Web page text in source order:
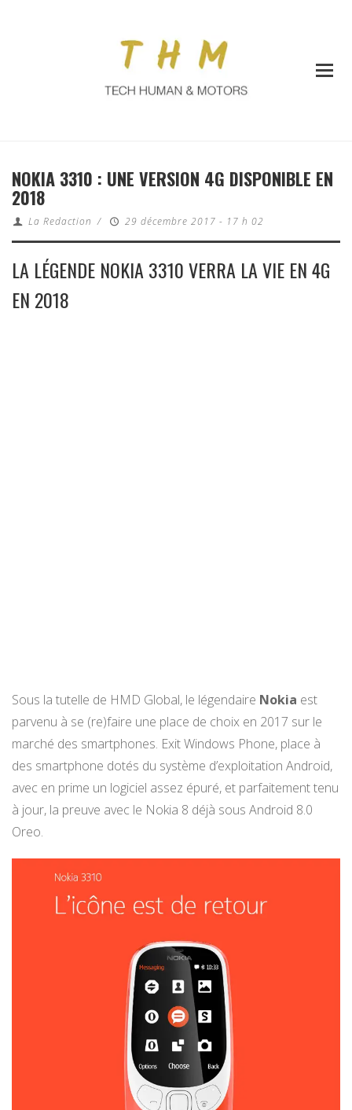
NOKIA 3310 : UNE VERSION 4G DISPONIBLE EN
2018
La Redaction / 29 décembre 2017 - 17 h 02
LA LÉGENDE NOKIA 3310 VERRA LA VIE EN 4G
EN 2018
Sous la tutelle de HMD Global, le légendaire Nokia est
parvenu à se (re)faire une place de choix en 2017 sur le
marché des smartphones. Exit Windows Phone, place à
des smartphone dotés du système d’exploitation Android,
avec en prime un logiciel assez épuré, et parfaitement tenu
à jour, la preuve avec le Nokia 8 déjà sous Android 8.0
Oreo.